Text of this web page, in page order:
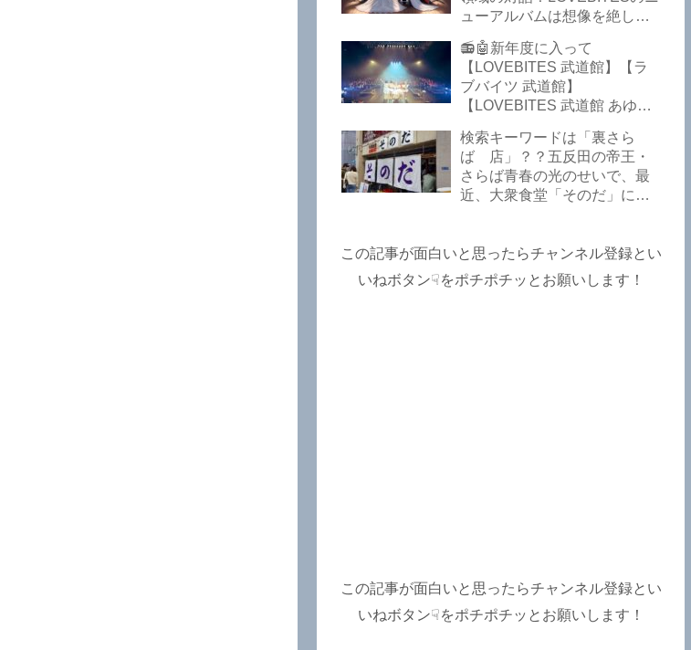
【LOVEBITES The Bell In
Of Control】【LOVEBITES
The Eve Of Change】
ューアルバムは想像を絶して
玉てやんでい、D-A-Dの新
曲、ブルース・ディッキンソ
ン情報などです～しながわロ
ックラジオ【追記複数あり】
📻🤖新年度に入って
【LOVEBITES 武道館】【ラ
ブバイツ 武道館】
【LOVEBITES 武道館 あゆ
リ】【ラブバイツ ライブ
2025 セトリ】【LOVEBITES
海外の反応】あたりがトレン
ドキーワードのようです。
姿がたくさん見られました
よ！～しながわロックラジオ
検索キーワードは「裏さら
ば 店」？？五反田の帝王・
さらば青春の光のせいで、最
近、大衆食堂「そのだ」に入
グルメ】
この記事が面白いと思ったらチャンネル登録とい
いねボタン☟をポチポチッとお願いします！
この記事が面白いと思ったらチャンネル登録とい
いねボタン☟をポチポチッとお願いします！